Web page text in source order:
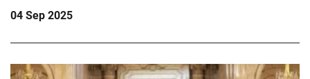
04 Sep 2025